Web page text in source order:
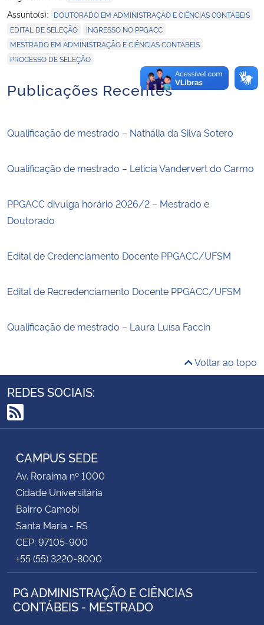
Planalto
Assunto(s): DOUTORADO EM ADMINISTRAÇÃO E CIÊNCIAS CONTÁBEIS
EDITAL DE SELEÇÃO INGRESSO NO PPGACC
MESTRADO EM ADMINISTRAÇÃO E CIÊNCIAS CONTÁBEIS
PROCESSO DE SELEÇÃO
Publicações Recentes
Qualificação de mestrado – Nathália da Silva Sotero
Qualificação de mestrado – Leticia Vandervert do Carmo
PPGACC divulga horário 2026/2 – Mestrado e
Doutorado
Edital de Credenciamento Docente PPGACC/UFSM
Edital de Recredenciamento Docente PPGACC/UFSM
Qualificação de mestrado – Laura Luísa Faccin
Voltar ao topo
REDES SOCIAIS:
RSS
CAMPUS SEDE
Av. Roraima nº 1000
Cidade Universitária
Bairro Camobi
Santa Maria - RS
CEP: 97105-900
+55 (55) 3220-8000
PG ADMINISTRAÇÃO E CIÊNCIAS
CONTÁBEIS - MESTRADO